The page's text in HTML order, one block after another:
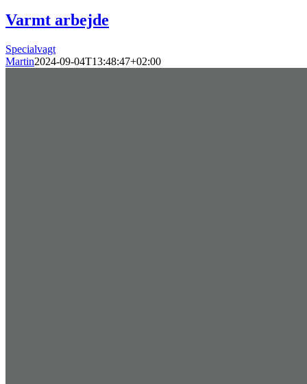
Varmt arbejde
Specialvagt
Martin2024-09-04T13:48:47+02:00